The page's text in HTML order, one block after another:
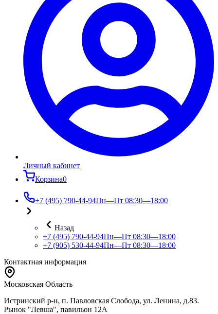
Личный кабинет
Корзина0
+7 (495) 790-44-94Пн—Пт 08:30—18:00
Назад
+7 (495) 790-44-94Пн—Пт 08:30—18:00
+7 (905) 530-44-94Пн—Пт 08:30—18:00
Контактная информация
Московская Область
Истринский р-н, п. Павловская Слобода, ул. Ленина, д.83.
Рынок "Левша", павильон 12A